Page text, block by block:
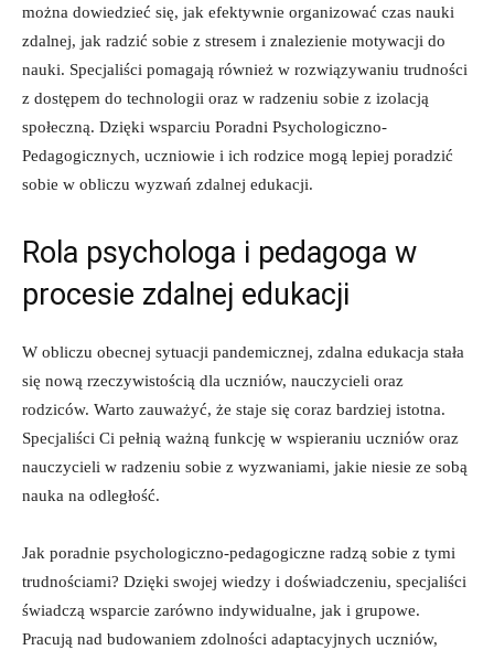
można dowiedzieć się, ‌jak⁤ efektywnie‌ organizować czas nauki
zdalnej, jak​ radzić sobie z stresem ⁣i znalezienie motywacji do
nauki. Specjaliści pomagają⁣ również w rozwiązywaniu trudności ​
z dostępem ​do technologii ‌oraz w radzeniu sobie z izolacją
społeczną. Dzięki wsparciu Poradni Psychologiczno-
Pedagogicznych, uczniowie i ich⁣ rodzice mogą ⁣lepiej ⁢poradzić
sobie w ‍obliczu wyzwań zdalnej edukacji.
Rola psychologa‍ i pedagoga w‍
procesie zdalnej edukacji
W‌ obliczu obecnej sytuacji pandemicznej, zdalna edukacja stała⁣
się nową rzeczywistością ‍dla uczniów,⁤ nauczycieli oraz
rodziców. Warto zauważyć,‍ że staje się coraz bardziej ‍istotna.⁤
Specjaliści Ci ⁣pełnią ważną funkcję ‌w‌ wspieraniu‍ uczniów oraz
nauczycieli w radzeniu⁣ sobie ⁤z wyzwaniami,⁤ jakie niesie ze sobą
nauka‍ na odległość.
Jak poradnie ‌psychologiczno-pedagogiczne radzą sobie ​z tymi‌
trudnościami? Dzięki​ swojej wiedzy i doświadczeniu, specjaliści
świadczą wsparcie zarówno indywidualne, jak ‍i grupowe.
Pracują nad budowaniem‍ zdolności adaptacyjnych uczniów,⁤